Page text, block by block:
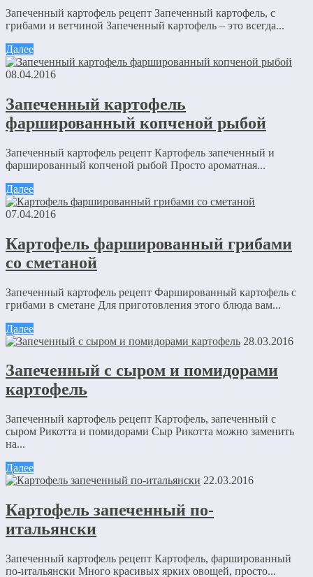
Запеченный картофель рецепт Запеченный картофель, с
грибами и ветчиной Запеченный картофель – это всегда...
Далее
08.04.2016
Запеченный картофель
фаршированный копченой рыбой
Запеченный картофель рецепт Картофель запеченный и
фаршированный копченой рыбой Просто ароматная...
Далее
07.04.2016
Картофель фаршированный грибами
со сметаной
Запеченный картофель рецепт Фаршированный картофель с
грибами в сметане Для приготовления этого блюда вам...
Далее
28.03.2016
Запеченный с сыром и помидорами
картофель
Запеченный картофель рецепт Картофель, запеченный с
сыром Рикотта и помидорами Сыр Рикотта можно заменить
на...
Далее
22.03.2016
Картофель запеченный по-
итальянски
Запеченный картофель рецепт Картофель, фаршированный
по-итальянски Много красивых ярких овощей, просто...